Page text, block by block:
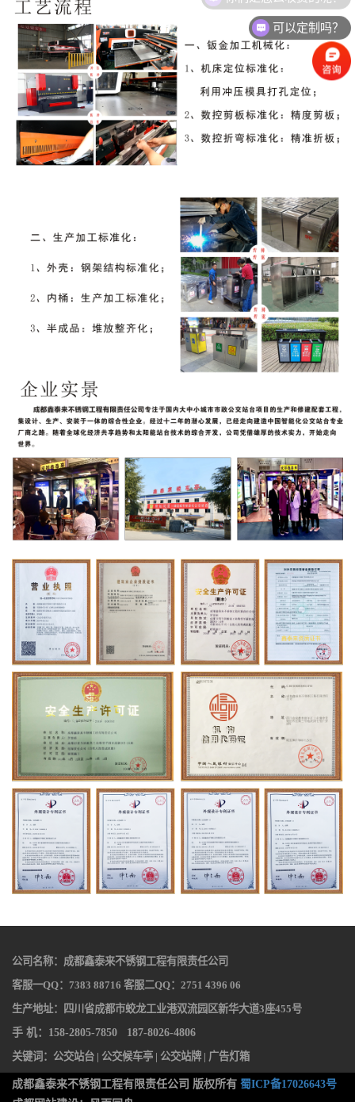
公司名称：成都鑫泰来不锈钢工程有限责任公司
客服一QQ：7383 88716 客服二QQ：2751 4396 06
生产地址：四川省成都市蛟龙工业港双流园区新华大道3座455号
手 机：158-2805-7850 187-8026-4806
关键词： 公交站台 | 公交候车亭 | 公交站牌| 广告灯箱
成都鑫泰来不锈钢工程有限责任公司 版权所有 蜀ICP备17026643号
可以定制吗？